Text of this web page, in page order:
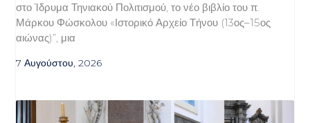
στο Ίδρυμα Τηνιακού Πολιτισμού, το νέο βιβλίο του π.
Μάρκου Φώσκολου «Ιστορικό Αρχείο Τήνου (13ος–15ος
αιώνας)”, μια
7 Αυγούστου, 2026